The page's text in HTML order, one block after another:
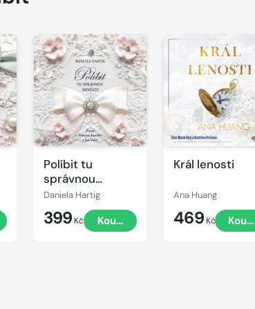
Políbit tu
správnou
nevěstu
Daniela Hartig
399 Kč Koupit
Přehrát
ukázku
Král lenosti
Ana Huang
469 Kč Koupit
Přehrát
ukázku